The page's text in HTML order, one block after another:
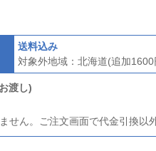
送料込み
対象外地域：北海道(追加
渡し)
せん。ご注文画面で代金引換以